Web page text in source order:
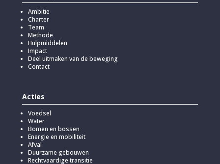
Ambitie
Charter
Team
Methode
Hulpmiddelen
Impact
Deel uitmaken van de beweging
Contact
Acties
Voedsel
Water
Bomen en bossen
Energie en mobiliteit
Afval
Duurzame gebouwen
Rechtvaardige transitie